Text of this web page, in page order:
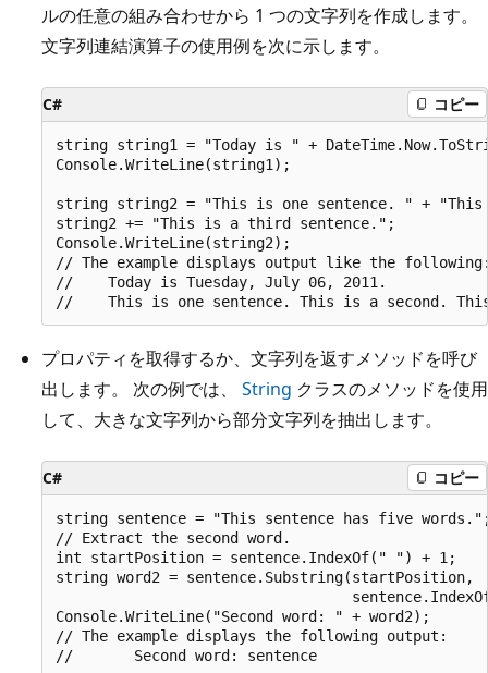
ルの任意の組み合わせから 1 つの文字列を作成します。
文字列連結演算子の使用例を次に示します。
C# コピー
string string1 = "Today is " +
Console.WriteLine(string1);
string string2 = "This is one sentence. " +
string2 += "This is a third sentence.";
Console.WriteLine(string2);
// The example displays output like the
//    Today is Tuesday, July 06, 2011.
プロパティを取得するか、文字列を返すメソッドを呼び
出します。 次の例では、 String クラスのメソッドを使用
して、大きな文字列から部分文字列を抽出します。
C# コピー
string sentence = "This sentence has five
// Extract the second word.
int startPosition = sentence.IndexOf(" ") + 1;
string word2 = sentence.Substring(startPosition,
Console.WriteLine("Second word: " + word2);
// The example displays the following output: